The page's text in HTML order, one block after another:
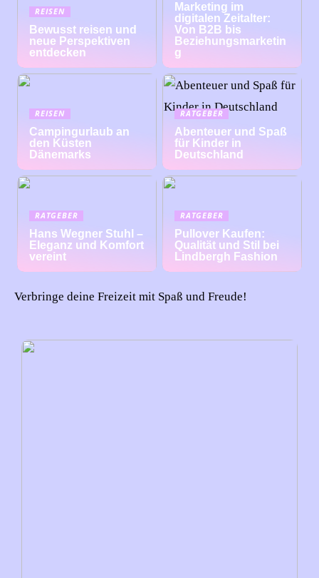
REISEN
Bewusst reisen und
neue Perspektiven
entdecken
Marketing im
digitalen Zeitalter:
Von B2B bis
Beziehungsmarketin
g
REISEN
Campingurlaub an
den Küsten
Dänemarks
RATGEBER
Abenteuer und Spaß
für Kinder in
Deutschland
RATGEBER
Hans Wegner Stuhl –
Eleganz und Komfort
vereint
RATGEBER
Pullover Kaufen:
Qualität und Stil bei
Lindbergh Fashion
Verbringe deine Freizeit mit Spaß und Freude!